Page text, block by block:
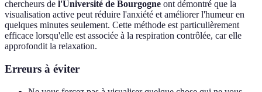
chercheurs de l'Université de Bourgogne ont démontré que la
visualisation active peut réduire l'anxiété et améliorer l'humeur en
quelques minutes seulement. Cette méthode est particulièrement
efficace lorsqu'elle est associée à la respiration contrôlée, car elle
approfondit la relaxation.
Erreurs à éviter